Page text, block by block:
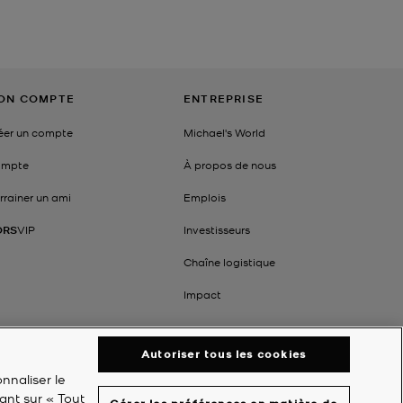
COMPTE
un compte
un ami
VIP
ENTREPRISE
Michael's World
À propos de nous
Emplois
Investisseurs
Chaîne logistique
Impact
le
sur « Tout
Autoriser tous les cookies